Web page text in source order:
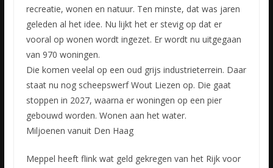
recreatie, wonen en natuur. Ten minste, dat was jaren
geleden al het idee. Nu lijkt het er stevig op dat er
vooral op wonen wordt ingezet. Er wordt nu uitgegaan
van 970 woningen.
Die komen veelal op een oud grijs industrieterrein. Daar
staat nu nog scheepswerf Wout Liezen op. Die gaat
stoppen in 2027, waarna er woningen op een pier
gebouwd worden. Wonen aan het water.
Miljoenen vanuit Den Haag
Meppel heeft flink wat geld gekregen van het Rijk voor